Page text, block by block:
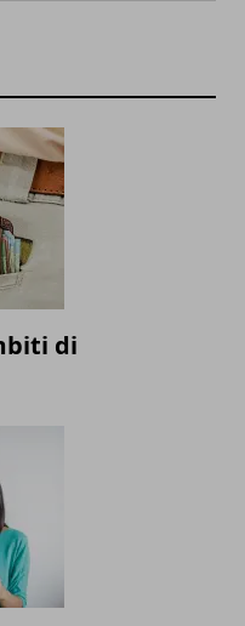
di